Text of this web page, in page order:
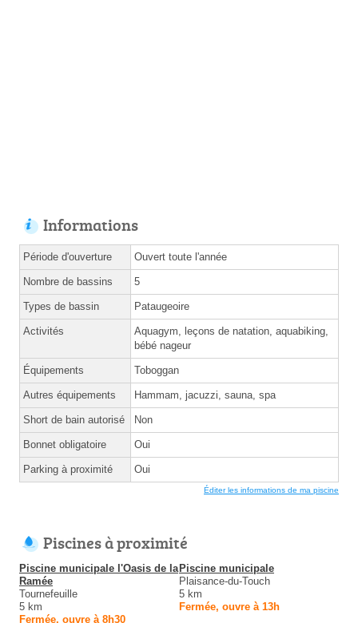
Informations
Période d'ouverture Ouvert toute l'année
Nombre de bassins 5
Types de bassin Pataugeoire
Activités
Aquagym, leçons de natation, aquabiking,
bébé nageur
Équipements Toboggan
Autres équipements Hammam, jacuzzi, sauna, spa
Short de bain autorisé Non
Bonnet obligatoire Oui
Parking à proximité Oui
Éditer les informations de ma piscine
Piscines à proximité
Piscine municipale l'Oasis de la
Ramée
Tournefeuille
5 km
Fermée, ouvre à 8h30
Piscine municipale
Plaisance-du-Touch
5 km
Fermée, ouvre à 13h